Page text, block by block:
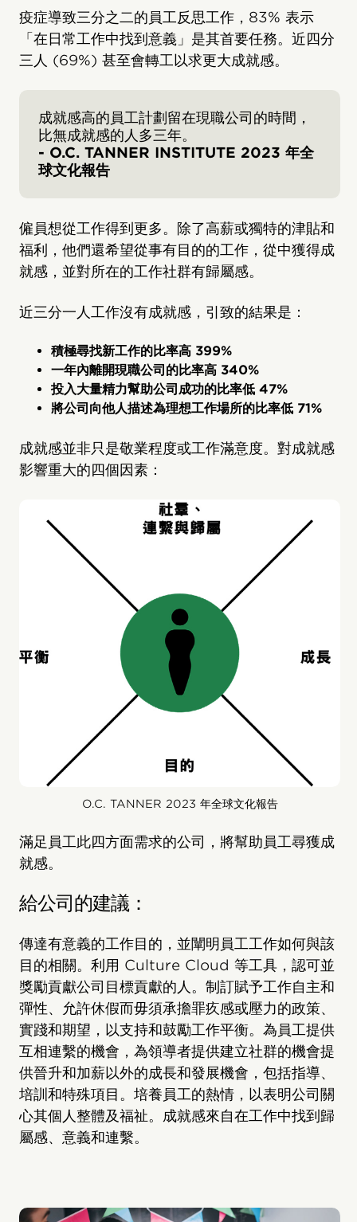
疫症導致三分之二的員工反思工作，83% 表示
「在日常工作中找到意義」是其首要任務。近四分
三人 (69%) 甚至會轉工以求更大成就感。
成就感高的員工計劃留在現職公司的時間，
比無成就感的人多三年。
- O.C. TANNER INSTITUTE 2023 年全
球文化報告
僱員想從工作得到更多。除了高薪或獨特的津貼和
福利，他們還希望從事有目的的工作，從中獲得成
就感，並對所在的工作社群有歸屬感。
近三分一人工作沒有成就感，引致的結果是：
積極尋找新工作的比率高 399%
一年內離開現職公司的比率高 340%
投入大量精力幫助公司成功的比率低 47%
將公司向他人描述為理想工作場所的比率低 71%
成就感並非只是敬業程度或工作滿意度。對成就感
影響重大的四個因素：
O.C. TANNER 2023 年全球文化報告
滿足員工此四方面需求的公司，將幫助員工尋獲成
就感。
給公司的建議：
傳達有意義的工作目的，並闡明員工工作如何與該
目的相關。利用 Culture Cloud 等工具，認可並
獎勵貢獻公司目標貢獻的人。制訂賦予工作自主和
彈性、允許休假而毋須承擔罪疚感或壓力的政策、
實踐和期望，以支持和鼓勵工作平衡。為員工提供
互相連繫的機會，為領導者提供建立社群的機會提
供晉升和加薪以外的成長和發展機會，包括指導、
培訓和特殊項目。培養員工的熱情，以表明公司關
心其個人整體及福祉。成就感來自在工作中找到歸
屬感、意義和連繫。